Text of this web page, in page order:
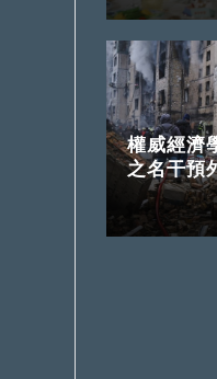
權威經濟
之名干預